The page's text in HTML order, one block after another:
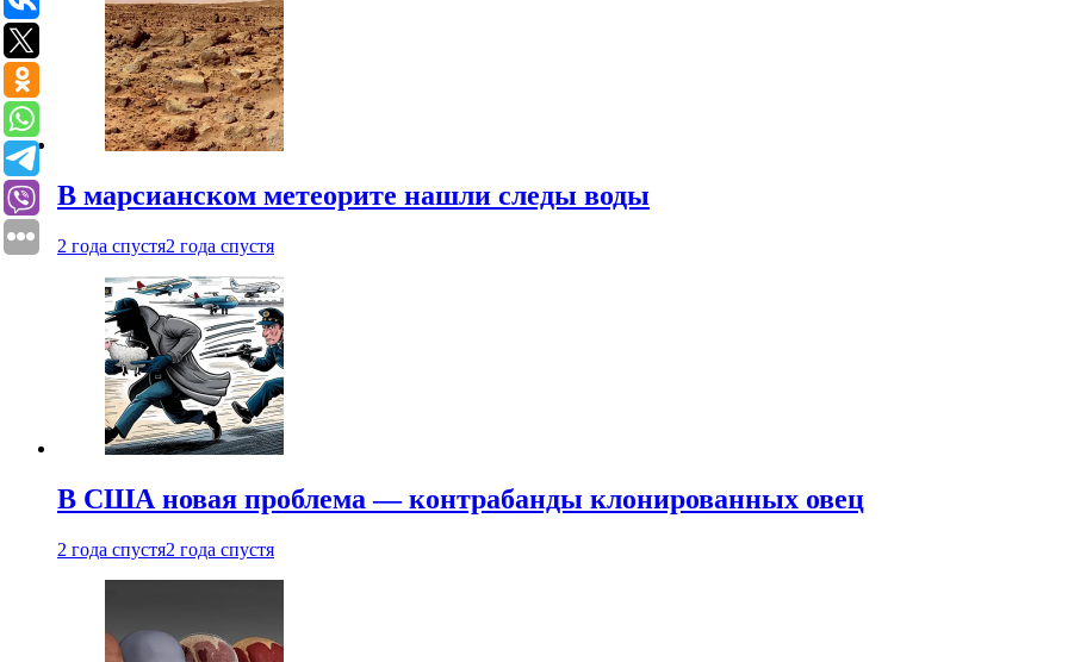
В марсианском метеорите нашли следы воды
2 года спустя2 года спустя
В США новая проблема — контрабанды клонированных овец
2 года спустя2 года спустя